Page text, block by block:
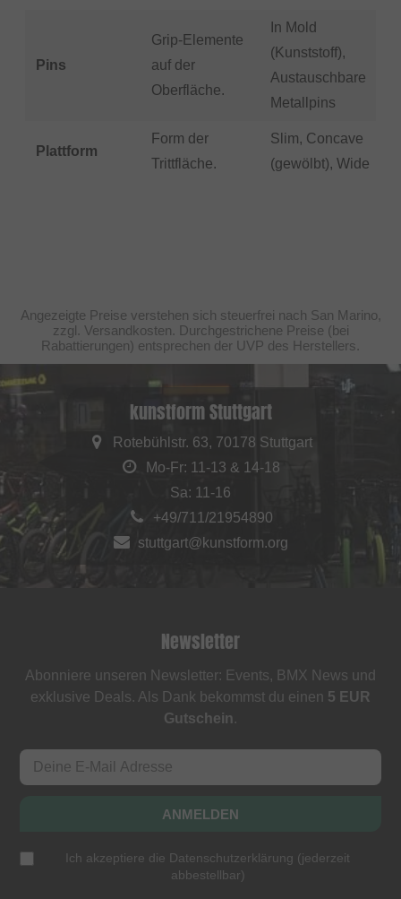
Pins
Grip-Elemente
auf der
Oberfläche.
In Mold
(Kunststoff),
Austauschbare
Metallpins
Plattform
Form der
Trittfläche.
Slim, Concave
(gewölbt), Wide
Angezeigte Preise verstehen sich steuerfrei nach San Marino,
zzgl. Versandkosten. Durchgestrichene Preise (bei
Rabattierungen) entsprechen der UVP des Herstellers.
kunstform Stuttgart
Rotebühlstr. 63, 70178 Stuttgart
Mo-Fr: 11-13 & 14-18
Sa: 11-16
+49/711/21954890
stuttgart@kunstform.org
Newsletter
Abonniere unseren Newsletter: Events, BMX News und
exklusive Deals. Als Dank bekommst du einen 5 EUR
Gutschein.
ANMELDEN
Ich akzeptiere die Datenschutzerklärung (jederzeit
abbestellbar)